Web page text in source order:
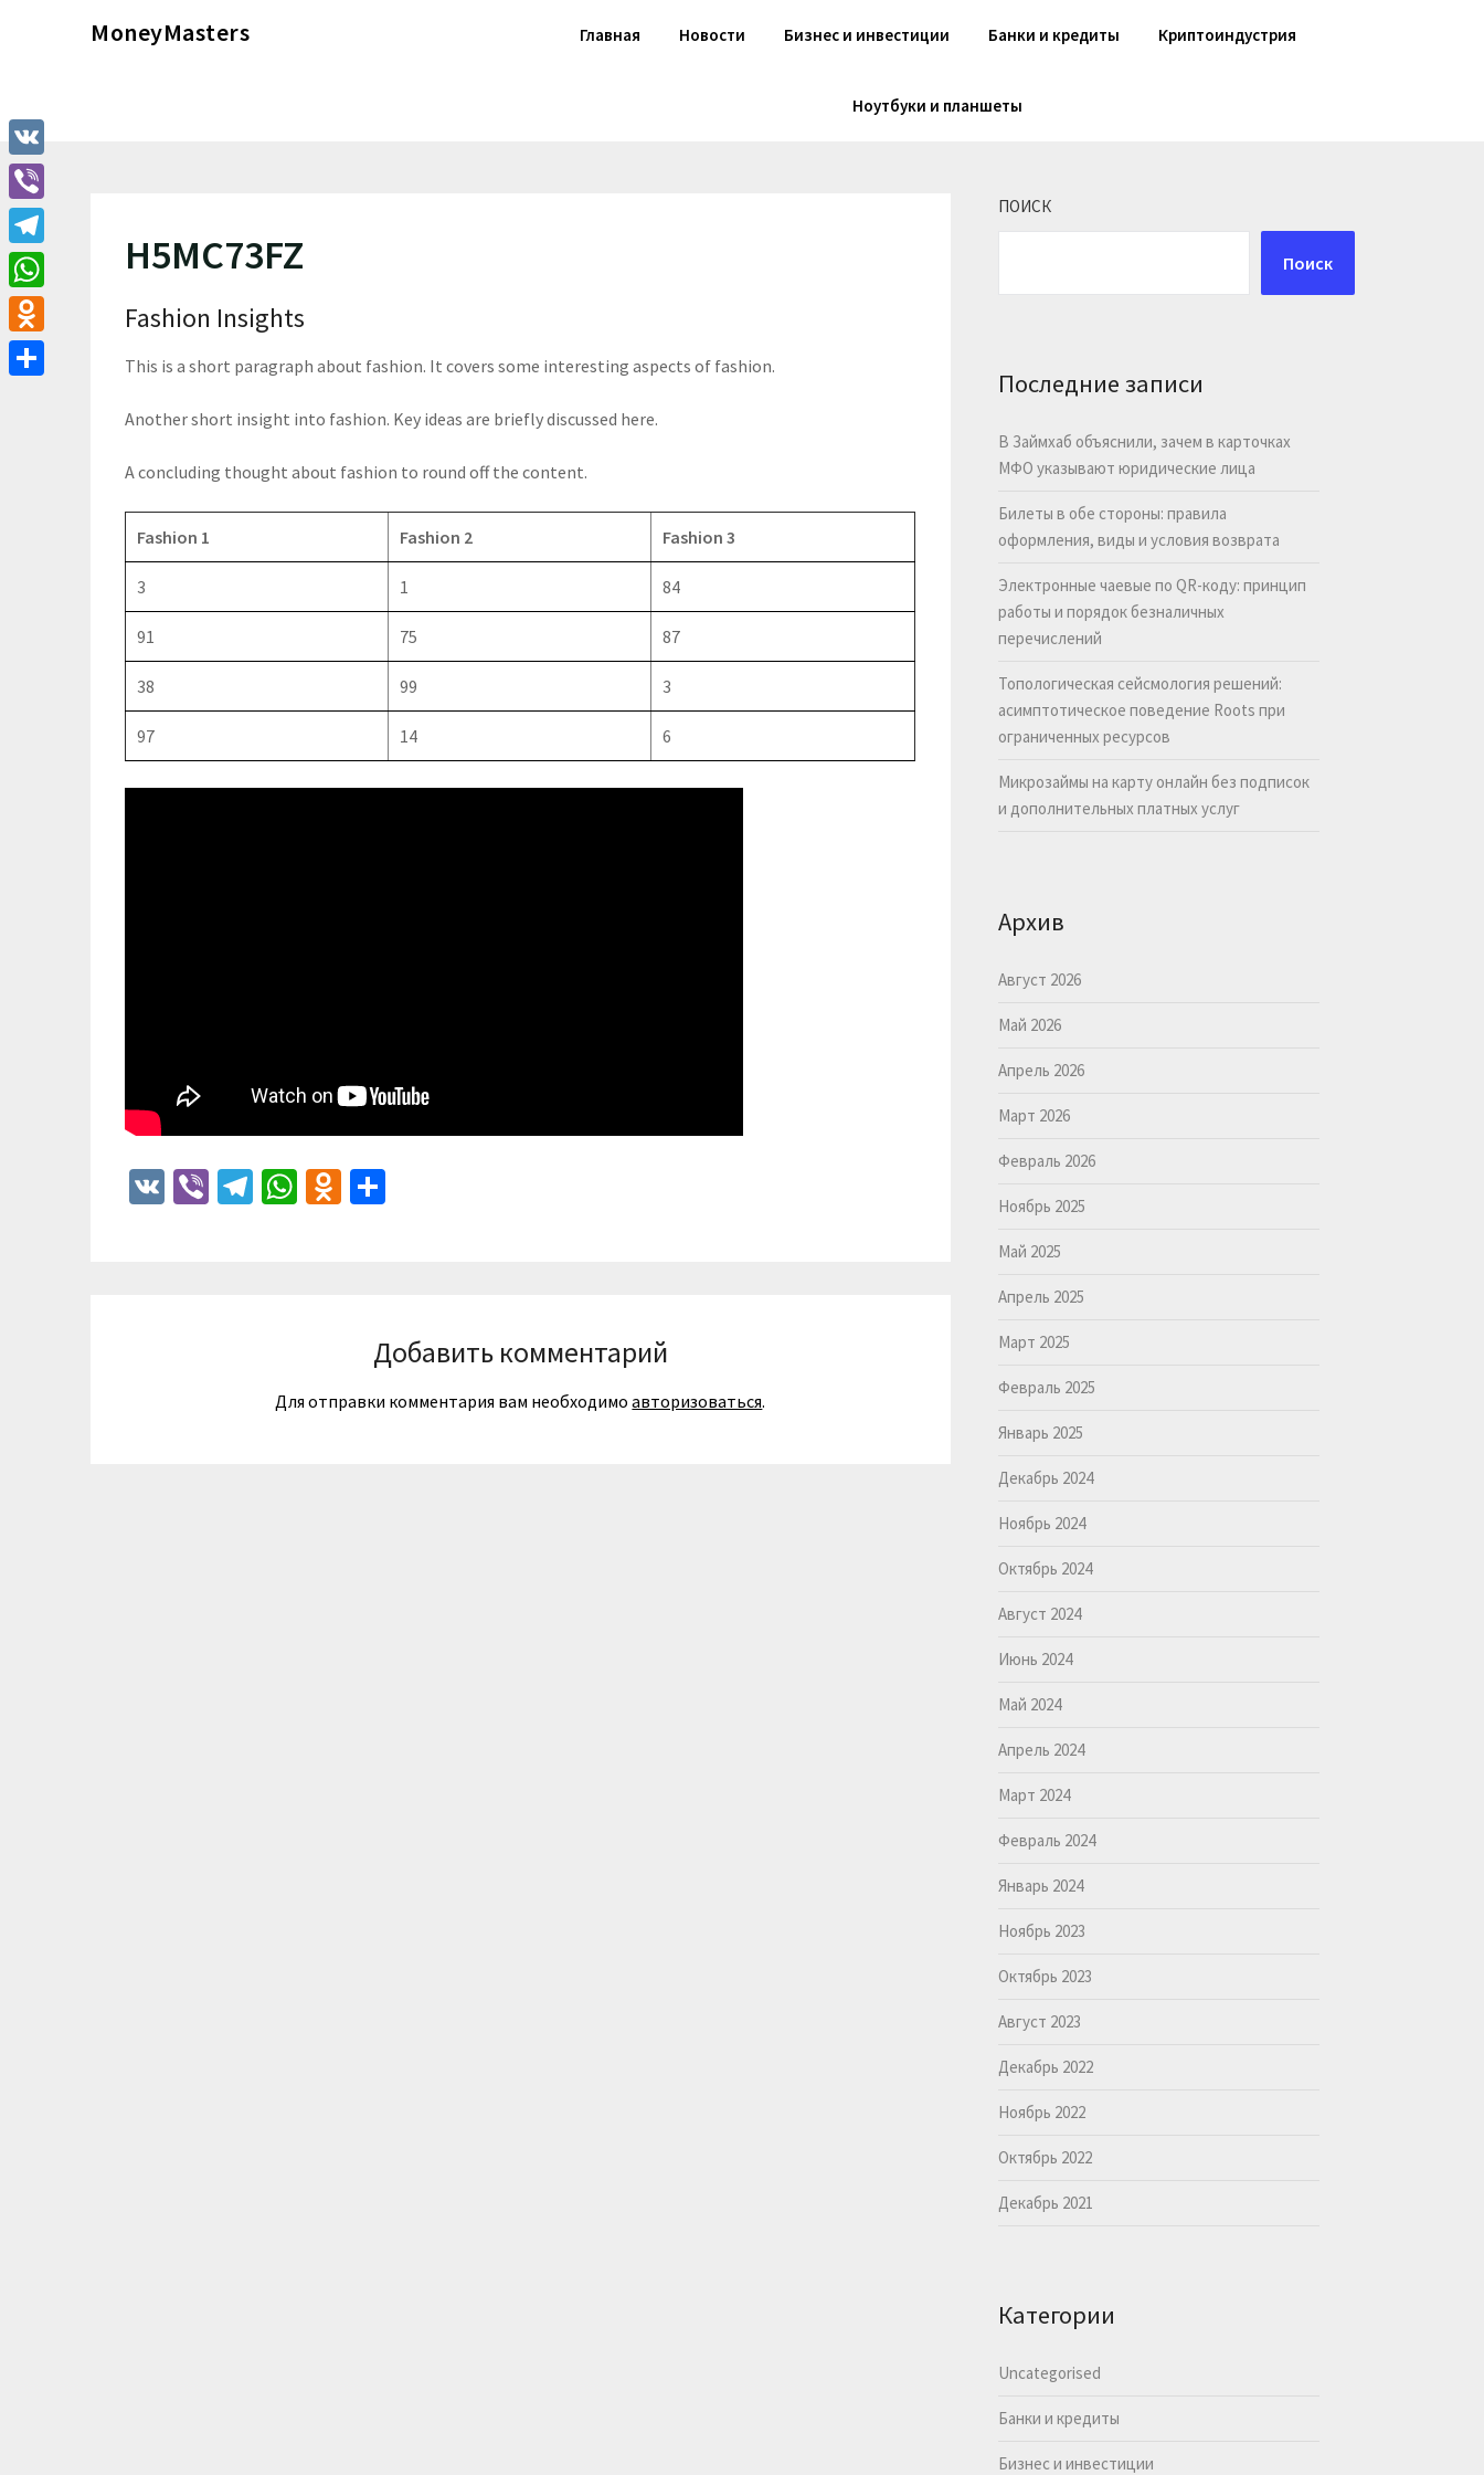
MoneyMasters Главная Новости Бизнес и инвестиции Банки и кредиты Криптоиндустрия
Ноутбуки и планшеты
H5MC73FZ
Fashion Insights
This is a short paragraph about fashion. It covers some interesting aspects of fashion.
Another short insight into fashion. Key ideas are briefly discussed here.
A concluding thought about fashion to round off the content.
Fashion 1 Fashion 2 Fashion 3
3 1 84
91 75 87
38 99 3
97 14 6
VK ViberTelegram
WhatsApp
Odnoklassniki
Добавить комментарий
Для отправки комментария вам необходимоавторизоваться.
ПОИСК
Поиск
Последние записи
В Займхаб объяснили, зачем в карточках
МФО указывают юридические лица
Билеты в обе стороны: правила
оформления, виды и условия возврата
Электронные чаевые по QR-коду: принцип
работы и порядок безналичных
перечислений
Топологическая сейсмология решений:
асимптотическое поведение Roots при
ограниченных ресурсов
Микрозаймы на карту онлайн без подписок
и дополнительных платных услуг
Архив
Август 2026
Май 2026
Апрель 2026
Март 2026
Февраль 2026
Ноябрь 2025
Май 2025
Апрель 2025
Март 2025
Февраль 2025
Январь 2025
Декабрь 2024
Ноябрь 2024
Октябрь 2024
Август 2024
Июнь 2024
Май 2024
Апрель 2024
Март 2024
Февраль 2024
Январь 2024
Ноябрь 2023
Октябрь 2023
Август 2023
Декабрь 2022
Ноябрь 2022
Октябрь 2022
Декабрь 2021
Категории
Uncategorised
Банки и кредиты
Бизнес и инвестиции
VK
Viber
Telegram
WhatsApp
Odnoklassniki